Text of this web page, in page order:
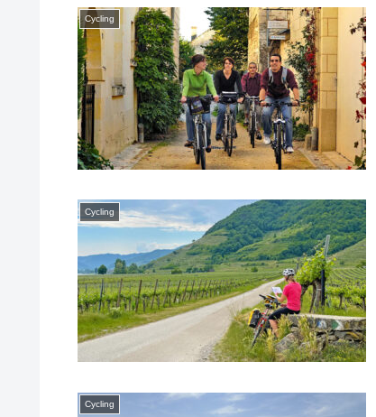
Cycling
Cycling
Cycling